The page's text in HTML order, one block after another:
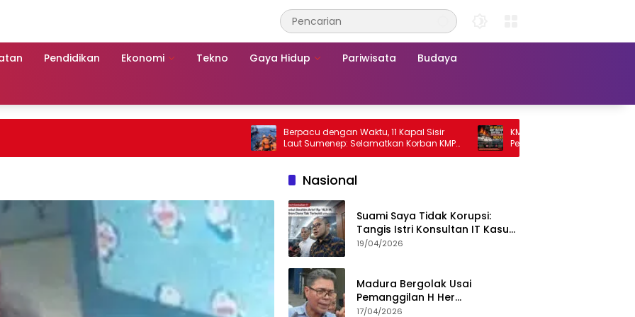
Pendidikan Ekonomi Tekno Gaya Hidup Pariwisata Budaya
Berpacu dengan Waktu, 11 Kapal Sisir
Laut Sumenep: Selamatkan Korban KMP
Mutiara Sentosa 2
KMP Mutiara Sentosa 2 Terbakar,
Penumpang Nekat Melompat ke Laut
Nasional
Suami Saya Tidak Korupsi:
Tangis Istri Konsultan IT Kasus
Nadiem Dituntut 22,5 Tahun
19/04/2026
Madura Bergolak Usai
Pemanggilan H Her
Pamekasan, Faizal Assegaf
17/04/2026